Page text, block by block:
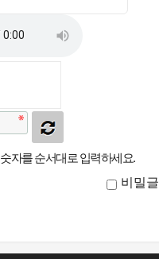
자를 순서대로 입력하세요.
비밀글